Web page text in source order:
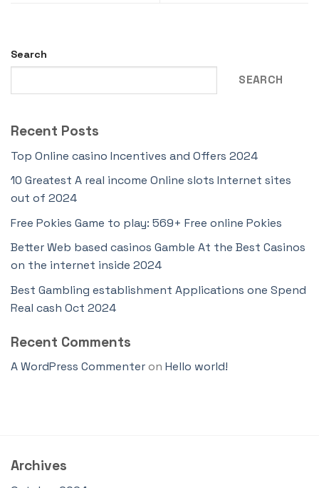
Search
SEARCH
Recent Posts
Top Online casino Incentives and Offers 2024
10 Greatest A real income Online slots Internet sites
out of 2024
Free Pokies Game to play: 569+ Free online Pokies
Better Web based casinos Gamble At the Best Casinos
on the internet inside 2024
Best Gambling establishment Applications one Spend
Real cash Oct 2024
Recent Comments
A WordPress Commenteron Hello world!
Archives